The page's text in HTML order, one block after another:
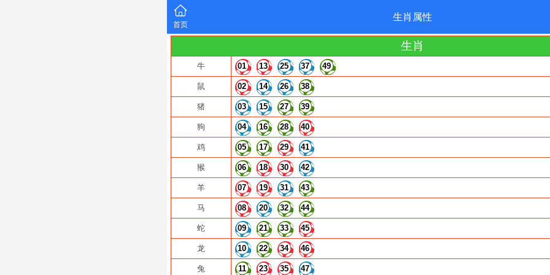
首页
生肖属性
生肖
牛 01 13 25 37 49
鼠 02 14 26 38
猪 03 15 27 39
狗 04 16 28 40
鸡 05 17 29 41
猴 06 18 30 42
羊 07 19 31 43
马 08 20 32 44
蛇 09 21 33 45
龙 10 22 34 46
兔 11 23 35 47